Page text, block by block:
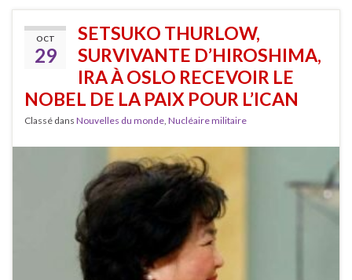
OCT
29
SETSUKO THURLOW,
SURVIVANTE D’HIROSHIMA,
IRA À OSLO RECEVOIR LE
NOBEL DE LA PAIX POUR L’ICAN
Classé dans Nouvelles du monde Nucléaire militaire